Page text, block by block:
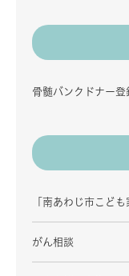
骨髄バンクドナー登
「南あわじ市こど
がん相談